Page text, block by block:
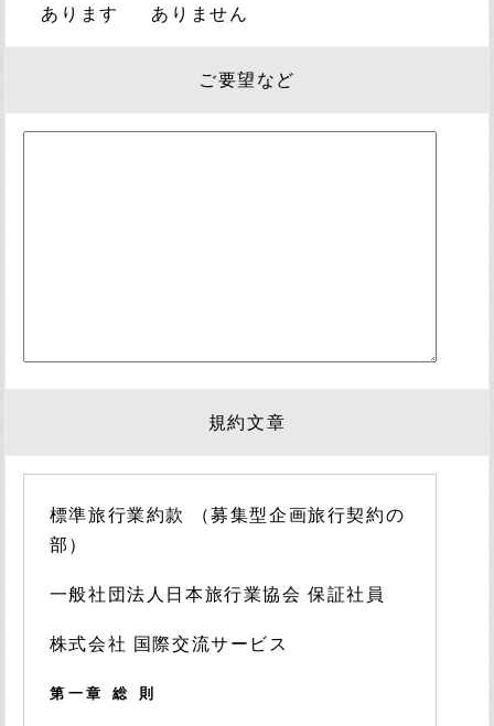
あります ありません
ご要望など
規約文章
標準旅行業約款 （募集型企画旅行契約の
部）
一般社団法人日本旅行業協会 保証社員
株式会社 国際交流サービス
第一章 総 則